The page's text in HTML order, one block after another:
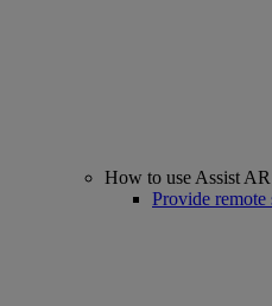
How to use Assist AR
Provide